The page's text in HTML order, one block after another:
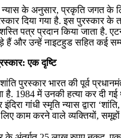
न्यास के अनुसार, प्रकृति जगत के
दिया गया है. इस पुरस्कार
पत्र प्रदान किया जाता है.
हैं और उन्हें नाइटहुड सहित कई
एक दृष्टि
शांति पुरस्कार भारत की पूर्व
है. 1984 में उनकी हत्या कर दी गई
गांधी स्मृति न्यास द्वारा
काम करने वाले व्यक्तियों,